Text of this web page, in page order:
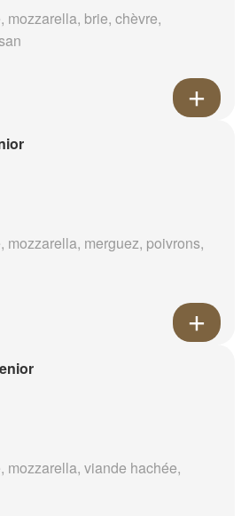
mozzarella, brie, chèvre,
mozzarella, merguez, poivrons,
mozzarella, viande hachée,